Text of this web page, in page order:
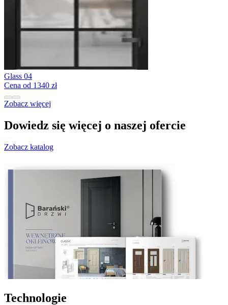
Glass 04
Cena od 1340 zł
Zobacz więcej
Dowiedz się więcej o naszej ofercie
Zobacz katalog
Technologie